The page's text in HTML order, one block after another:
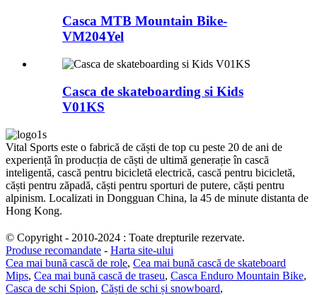
Casca MTB Mountain Bike-
VM204Yel
Casca de skateboarding si Kids
V01KS
Vital Sports este o fabrică de căști de top cu peste 20 de ani de
experiență în producția de căști de ultimă generație în cască
inteligentă, cască pentru bicicletă electrică, cască pentru bicicletă,
căști pentru zăpadă, căști pentru sporturi de putere, căști pentru
alpinism. Localizati in Dongguan China, la 45 de minute distanta de
Hong Kong.
© Copyright - 2010-2024 : Toate drepturile rezervate.
Produse recomandate - Harta site-ului
Cea mai bună cască de role, Cea mai bună cască de skateboard
Mips, Cea mai bună cască de traseu, Casca Enduro Mountain Bike,
Casca de schi Spion, Căști de schi și snowboard,